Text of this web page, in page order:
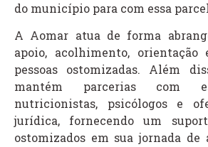
do município para com essa
A Aomar atua de forma
apoio, acolhimento, orientação
pessoas ostomizadas. Além
mantém parcerias com
nutricionistas, psicólogos e
jurídica, fornecendo um
ostomizados em sua jornada de